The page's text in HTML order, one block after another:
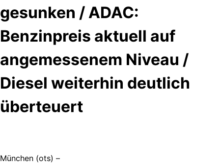
gesunken / ADAC:
Benzinpreis aktuell auf
angemessenem Niveau /
Diesel weiterhin deutlich
überteuert
München (ots) –